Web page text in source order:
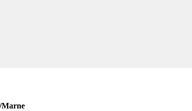
Marne